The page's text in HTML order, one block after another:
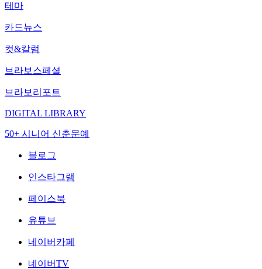
테마
카드뉴스
컷&칼럼
브라보스페셜
브라보리포트
DIGITAL LIBRARY
50+ 시니어 신춘문예
블로그
인스타그램
페이스북
유튜브
네이버카페
네이버TV